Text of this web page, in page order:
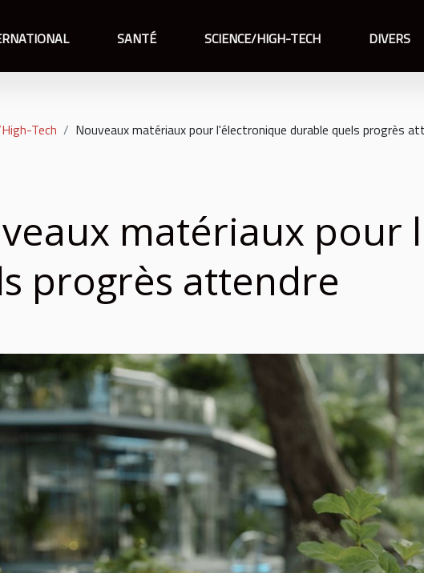
SANTÉ SCIENCE/HIGH-TECH DIVERS
Tech Nouveaux matériaux pour l'électronique durable quels progrès
matériaux
progrès attendre